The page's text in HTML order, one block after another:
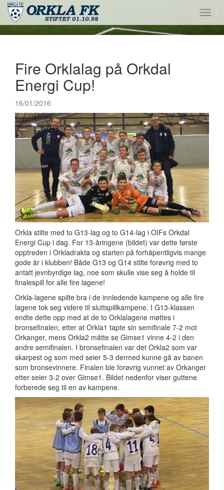
Fire Orklalag på Orkdal
Energi Cup!
16/01/2016
Orkla stilte med to G13-lag og to G14-lag i OIFs Orkdal
Energi Cup i dag. For 13-åringene (bildet) var dette første
opptreden i Orkladrakta og starten på forhåpentligvis mange
gode år i klubben! Både G13 og G14 stilte forøvrig med to
antatt jevnbyrdige lag, noe som skulle vise seg å holde til
finalespill for alle fire lagene!
Orkla-lagene spilte bra i de innledende kampene og alle fire
lagene tok seg videre til sluttspillkampene. I G13-klassen
endte dette opp med at de to Orklalagene møttes i
bronsefinalen, etter at Orkla1 tapte sin semifinale 7-2 mot
Orkanger, mens Orkla2 måtte se Gimse1 vinne 4-2 i den
andre semifinalen. I bronsefinalen var det Orkla2 som var
skarpest og som med seier 5-3 dermed kunne gå av banen
som bronsevinnere. Finalen ble forøvrig vunnet av Orkanger
etter seier 3-2 over Gimse1. Bildet nedenfor viser guttene
forberede seg til en av kampene.